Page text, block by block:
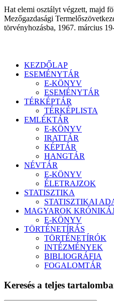
Hat elemi osztályt végzett, majd
Mezőgazdasági
törvényhozásba, 1967. március
KEZDŐLAP
ESEMÉNYTÁR
E-KÖNYV
ESEMÉNYTÁR
TÉRKÉPTÁR
TÉRKÉPLISTA
EMLÉKTÁR
E-KÖNYV
IRATTÁR
KÉPTÁR
HANGTÁR
NÉVTÁR
E-KÖNYV
ÉLETRAJZOK
STATISZTIKA
STATISZTIKAI
MAGYAROK
E-KÖNYV
TÖRTÉNETÍRÁS
TÖRTÉNETÍRÓK
INTÉZMÉNYEK
BIBLIOGRÁFIA
FOGALOMTÁR
Keresés a teljes